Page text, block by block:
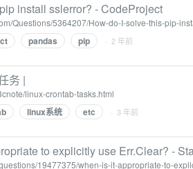
install sslerror? - CodeProject
Questions/5364207/How-do-I-solve-this-pip-
pandas pip · 2 年前
务 |
linux-crontab-tasks.html
linux系统 etc · 3 年前
to explicitly use Err.Clear? -
19477375/when-is-it-appropriate-to-